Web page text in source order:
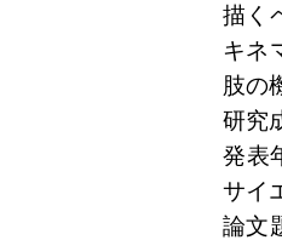
描く
キネ
肢の
研究
発表
サイ
論文